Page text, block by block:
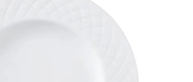
cerveja
frango